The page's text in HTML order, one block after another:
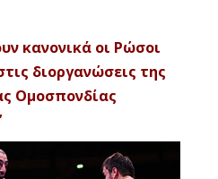
κανονικά οι Ρώσοι
διοργανώσεις της
Ομοσπονδίας